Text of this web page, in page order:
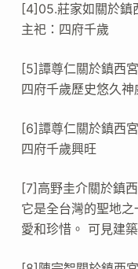
[4]05.莊家如關於鎮
主祀：四府千歲
[5]譚尊仁關於鎮西
四府千歲歷史悠久神
[6]譚尊仁關於鎮西
四府千歲興旺
[7]高野圭介關於鎮
它是全台灣的聖地
愛和珍惜。 可見建